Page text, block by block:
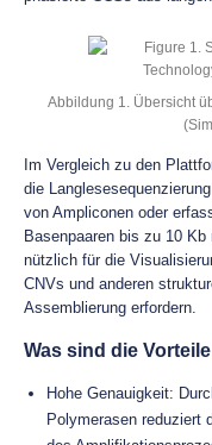
Abbildung 1. Übersicht
Im Vergleich zu den
die
von Ampliconen oder
Basenpaaren bis zu 10
nützlich für die
CNVs und anderen
Assemblierung erfordern.
Was sind die
Hohe Genauigkeit:
Polymerasen reduziert